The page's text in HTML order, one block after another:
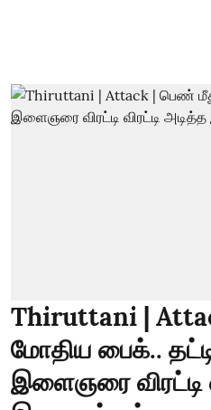
Thiruttani |
மோதிய பைக்..
இளைஞரை விரட்டி